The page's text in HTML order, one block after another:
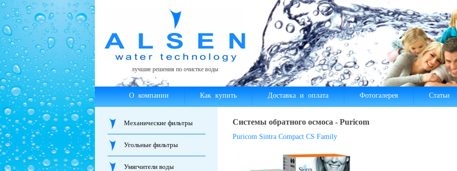
лучшие решения по очистке воды
О компании Как купить Доставка и оплата Фотогалерея Статьи
Механические фильтры
Угольные фильтры
Умягчители воды
Системы обратного осмоса - Puricom
Puricom Sintra Compact CS Family